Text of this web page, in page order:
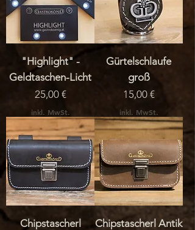
"Highlight" -
Geldtaschen-Licht
Preis
25,00 €
inkl. MwSt.
Gürtelschlaufe
groß
Preis
15,00 €
inkl. MwSt.
Chipstascherl
Chipstascherl Antik